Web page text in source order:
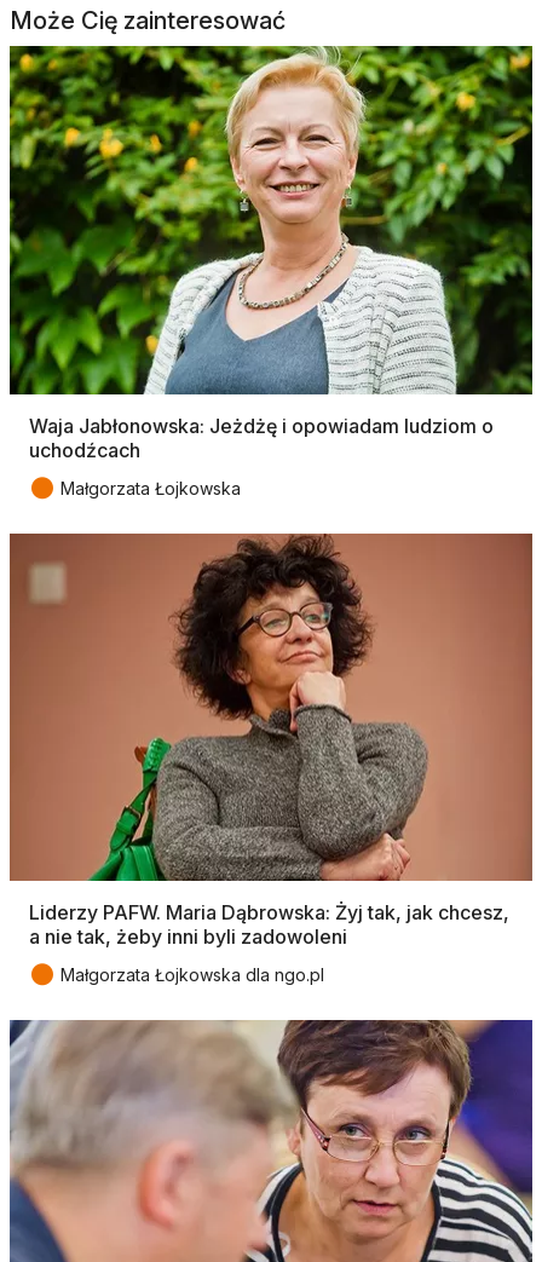
Może Cię zainteresować
Waja Jabłonowska: Jeżdżę i opowiadam ludziom o
uchodźcach
● Małgorzata Łojkowska
Liderzy PAFW. Maria Dąbrowska: Żyj tak, jak chcesz,
a nie tak, żeby inni byli zadowoleni
● Małgorzata Łojkowska dla ngo.pl